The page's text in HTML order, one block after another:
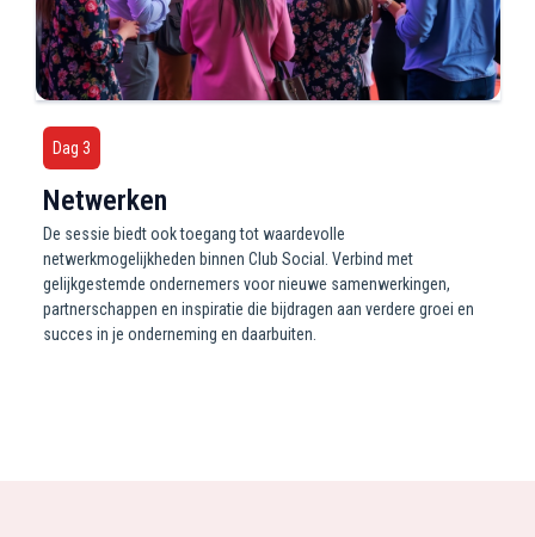
Dag 3
Netwerken
De sessie biedt ook toegang tot waardevolle
netwerkmogelijkheden binnen Club Social. Verbind met
gelijkgestemde ondernemers voor nieuwe samenwerkingen,
partnerschappen en inspiratie die bijdragen aan verdere groei en
succes in je onderneming en daarbuiten.